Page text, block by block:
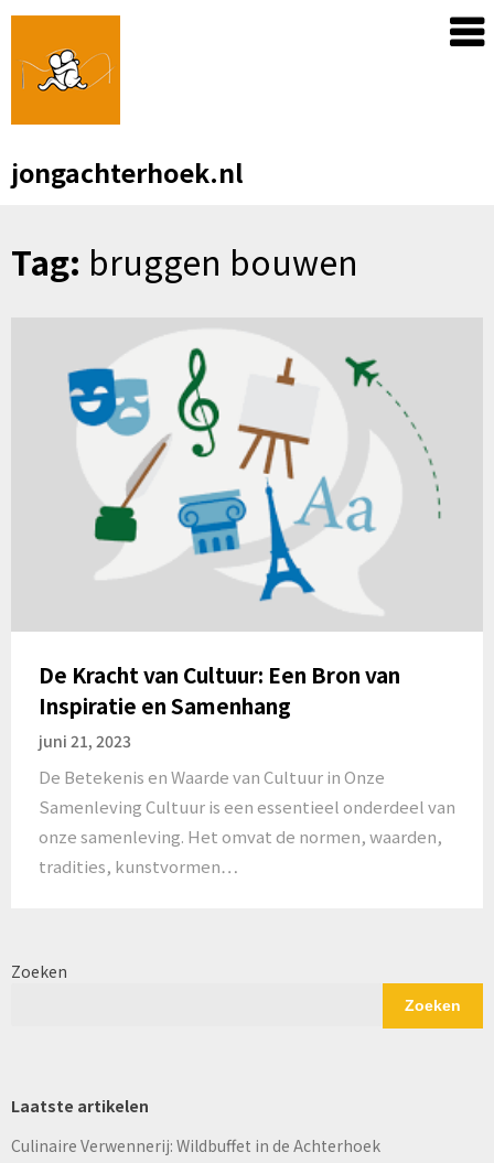
Skip
content
jongachterhoek.nl
Tag: bruggen bouwen
De Kracht van Cultuur: Een Bron van
Inspiratie en Samenhang
juni 21, 2023
De Betekenis en Waarde van Cultuur in Onze
Samenleving Cultuur is een essentieel onderdeel van
onze samenleving. Het omvat de normen, waarden,
tradities, kunstvormen…
Zoeken
Zoeken
Laatste artikelen
Culinaire Verwennerij: Wildbuffet in de Achterhoek